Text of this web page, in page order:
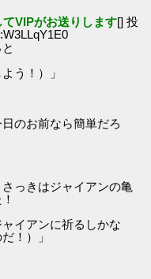
VIPがお送りします[] 投
う！）」
のお前なら簡単だろ
っきはジャイアンの亀
イアンに祈るしかな
！）」